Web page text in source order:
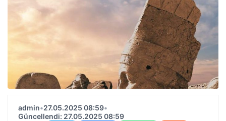
admin•27.05.2025 08:59•
Güncellendi: 27.05.2025 08:59